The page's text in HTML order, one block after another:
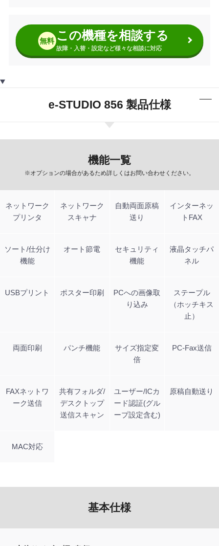
無料 この機種を相談する
故障・入替・設定など様々な相談に対応
e-STUDIO 856 製品仕様
機能一覧
※オプションの場合があるため詳しくはお問い合わせください。
ネットワーク
プリンタ
ネットワーク
スキャナ
自動両面原稿
送り
インターネッ
トFAX
ソート/仕分け
機能
オート節電
セキュリティ
機能
液晶タッチパ
ネル
USBプリント ポスター印刷
PCへの画像取
り込み
ステープル
（ホッチキス
止）
両面印刷 パンチ機能
サイズ指定変
倍
PC-Fax送信
FAXネットワ
ーク送信
共有フォルダ/
デスクトップ
送信スキャン
ユーザー/ICカ
ード認証(グル
ープ設定含む)
原稿自動送り
MAC対応
基本仕様